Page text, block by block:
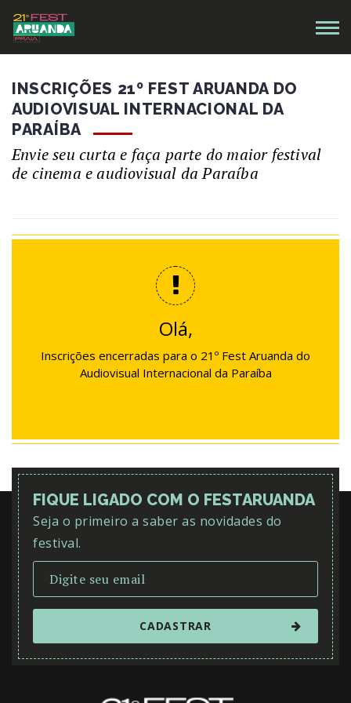
INSCRIÇÕES 21º FEST ARUANDA DO
AUDIOVISUAL INTERNACIONAL DA
PARAÍBA
Envie seu curta e faça parte do maior festival
de cinema e audiovisual da Paraíba
Olá,
Inscrições encerradas para o 21º Fest Aruanda do
Audiovisual Internacional da Paraíba
FIQUE LIGADO COM O FESTARUANDA
Seja o primeiro a saber as novidades do
festival.